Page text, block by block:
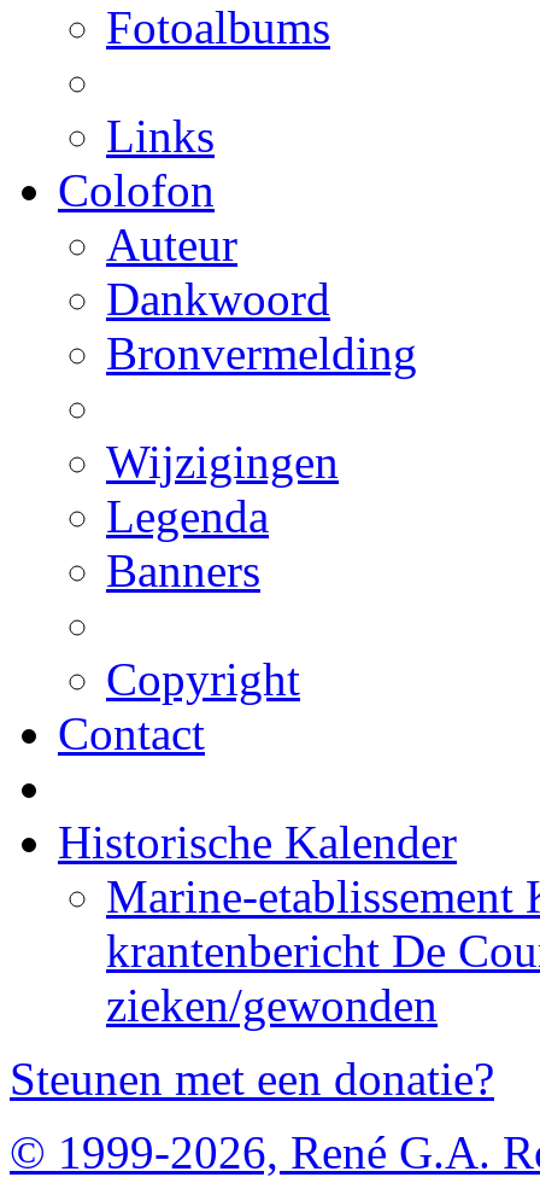
Fotoalbums
Links
Colofon
Auteur
Dankwoord
Bronvermelding
Wijzigingen
Legenda
Banners
Copyright
Contact
Historische Kalender
Marine-etablissement
krantenbericht De
zieken/gewonden
Steunen met een donatie?
© 1999-2026, René G.A.